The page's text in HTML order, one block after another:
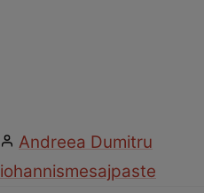
Andreea Dumitru
iohannismesajpaste